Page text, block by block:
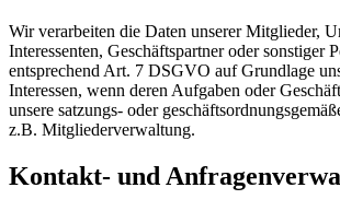
Wir verarbeiten die Daten unserer Mitglieder,
Interessenten, Geschäftspartner oder sonstiger
entsprechend Art. 7 DSGVO auf Grundlage
Interessen, wenn deren Aufgaben oder
unsere satzungs- oder
z.B. Mitgliederverwaltung.
Kontakt- und